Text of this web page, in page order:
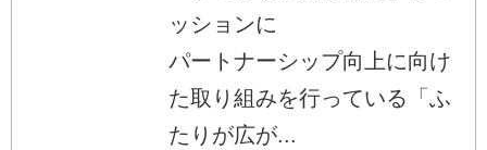
ッションに
パートナーシップ向上に向け
た取り組みを行っている「ふ
たりが広が...